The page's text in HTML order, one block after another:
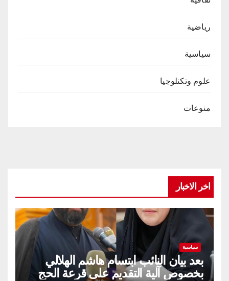
رياضية
سياسية
علوم وتكنلوجيا
منوعات
اخر الاخبار
سياسية
بعد بيان النائب ابتسام هاشم الهلالي
بخصوص آلية التقديم على قرعة الحج